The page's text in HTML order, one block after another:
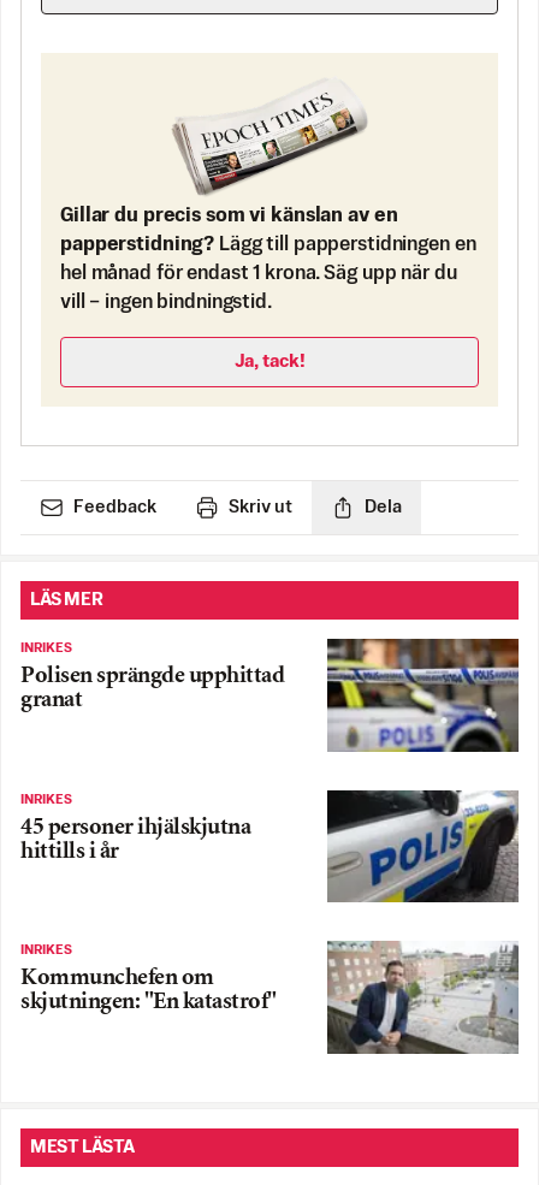
Gillar du precis som vi känslan av en
papperstidning? Lägg till papperstidningen en
hel månad för endast 1 krona. Säg upp när du
vill – ingen bindningstid.
Ja, tack!
Feedback Skriv ut Dela
LÄS MER
INRIKES
Polisen sprängde upphittad
granat
INRIKES
45 personer ihjälskjutna
hittills i år
INRIKES
Kommunchefen om
skjutningen: "En katastrof"
MEST LÄSTA